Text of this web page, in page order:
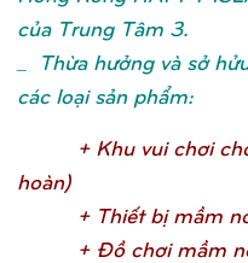
của Trung Tâm 3.
_ Thừa hưởng và sở
các loại sản phẩm:
+ Khu vui chơi
hoàn)
+ Thiết bịmầm
+ Đồchơi mầm